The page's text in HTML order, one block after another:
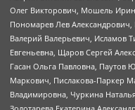
Олег Викторович, Мошель
Пономарев Лев
Валерий Валерьевич, Исламов
Евгеньевна, Щаров Сергей
Гасан Ольга Павловна, Паутов
Маркович, Пислакова-Паркер
Владимировна, Чуркина